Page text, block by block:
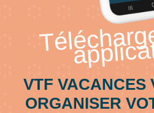
VTF VACANCES
ORGANISER